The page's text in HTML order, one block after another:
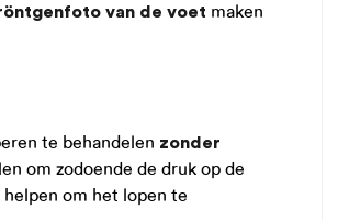
van de voet maken
te behandelen zonder
om zodoende de druk op de
om het lopen te